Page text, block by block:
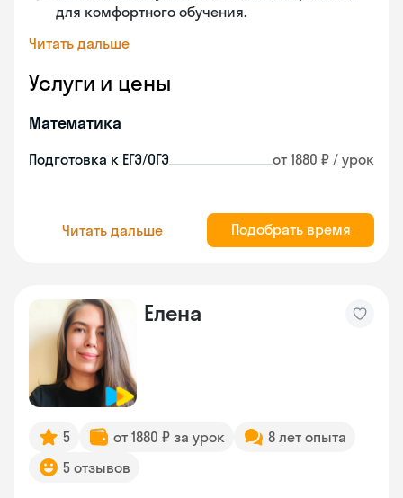
для комфортного обучения.
Читать дальше
Услуги и цены
Математика
Подготовка к ЕГЭ/ОГЭ от 1880 ₽ / урок
Читать дальше Подобрать время
Елена
5 от 1880 ₽ за урок
8 лет опыта
5 отзывов